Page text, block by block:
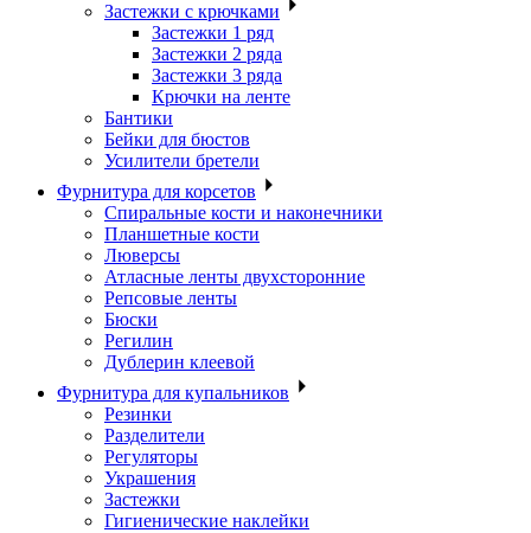
Застежки с крючками
Застежки 1 ряд
Застежки 2 ряда
Застежки 3 ряда
Крючки на ленте
Бантики
Бейки для бюстов
Усилители бретели
Фурнитура для корсетов
Спиральные кости и наконечники
Планшетные кости
Люверсы
Атласные ленты двухсторонние
Репсовые ленты
Бюски
Регилин
Дублерин клеевой
Фурнитура для купальников
Резинки
Разделители
Регуляторы
Украшения
Застежки
Гигиенические наклейки